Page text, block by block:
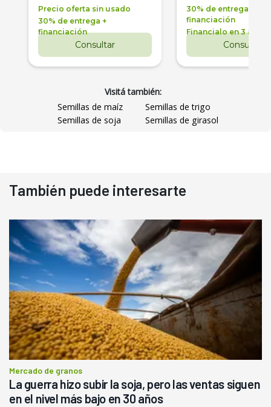
Precio oferta sin usado
30% de entrega +
financiación
Consultar
30% de entrega +
financiación
Financialo en 3 años
Consultar
Visitá también:
Semillas de maíz
Semillas de trigo
Semillas de soja
Semillas de girasol
También puede interesarte
Mercado de granos
La guerra hizo subir la soja, pero las ventas siguen
en el nivel más bajo en 30 años